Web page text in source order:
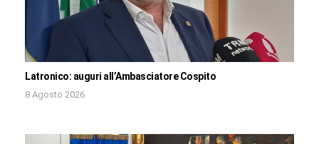
Latronico: auguri all’Ambasciatore Cospito
8 Agosto 2026